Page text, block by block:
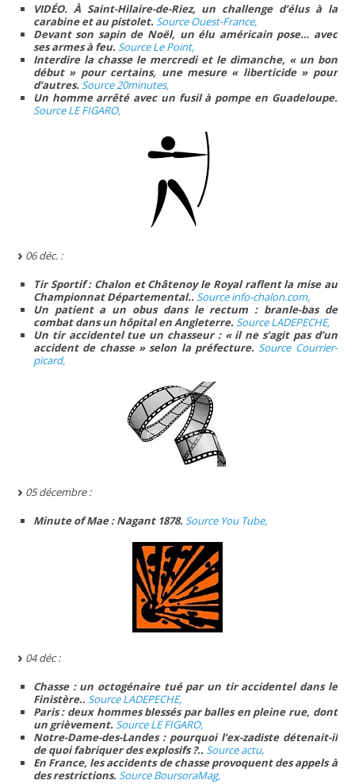
VIDÉO. À Saint-Hilaire-de-Riez, un challenge d’élus à la
carabine et au pistolet.Source Ouest-France,
Devant son sapin de Noël, un élu américain pose… avec
ses armes à feu.Source Le Point,
Interdire la chasse le mercredi et le dimanche, « un bon
début » pour certains, une mesure « liberticide » pour
d’autres.Source 20minutes,
Un homme arrêté avec un fusil à pompe en Guadeloupe.
Source LE FIGARO,
06 déc. :
Tir Sportif : Chalon et Châtenoy le Royal raflent la mise au
Championnat Départemental..Source info-chalon.com,
Un patient a un obus dans le rectum : branle-bas de
combat dans un hôpital en Angleterre.Source LADEPECHE,
Un tir accidentel tue un chasseur : « il ne s’agit pas d’un
accident de chasse » selon la préfecture.Source Courrier-
picard,
05 décembre :
Minute of Mae : Nagant 1878.Source You Tube,
04 déc :
Chasse : un octogénaire tué par un tir accidentel dans le
Finistère..Source LADEPECHE,
Paris : deux hommes blessés par balles en pleine rue, dont
un grièvement.Source LE FIGARO,
Notre-Dame-des-Landes : pourquoi l’ex-zadiste détenait-il
de quoi fabriquer des explosifs ?..Source actu,
En France, les accidents de chasse provoquent des appels à
des restrictions.Source BoursoraMag,